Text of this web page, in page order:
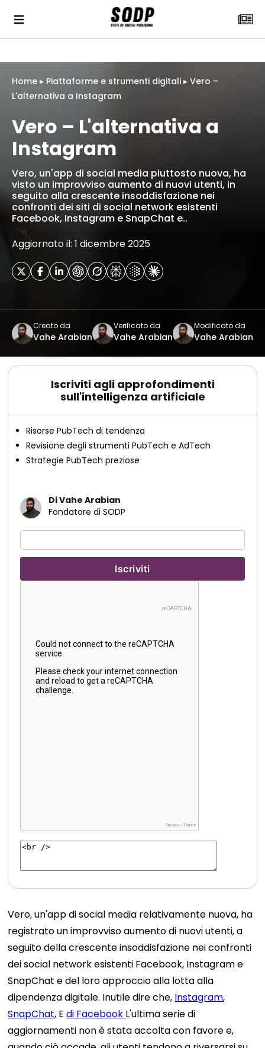
Home ▸ Piattaforme e strumenti digitali ▸ Vero –
L'alternativa a Instagram
Vero – L'alternativa a
Instagram
Vero, un'app di social media piuttosto nuova, ha
visto un improvviso aumento di nuovi utenti, in
seguito alla crescente insoddisfazione nei
confronti dei siti di social network esistenti
Facebook, Instagram e SnapChat e..
Aggiornato il: 1 dicembre 2025
Creato da
Vahe Arabian
Verificato da
Vahe Arabian
Modificato da
Vahe Arabian
Iscriviti agli approfondimenti
sull'intelligenza artificiale
Risorse PubTech di tendenza
Revisione degli strumenti PubTech e AdTech
Strategie PubTech preziose
Di Vahe Arabian
Fondatore di SODP
Vero, un'app di social media relativamente nuova, ha
registrato un improvviso aumento di nuovi utenti, a
seguito della crescente insoddisfazione nei confronti
dei social network esistenti Facebook, Instagram e
SnapChat e del loro approccio alla lotta alla
dipendenza digitale. Inutile dire che, Instagram,
SnapChat, Edi Facebook L'ultima serie di
aggiornamenti non è stata accolta con favore e,